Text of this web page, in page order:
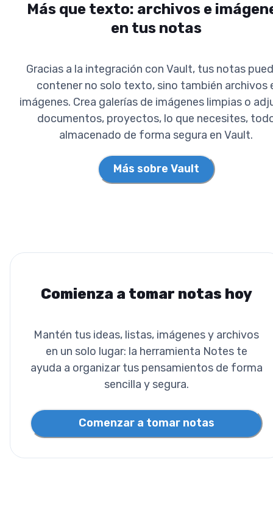
Más que texto: archivos e
en tus notas
Gracias a la integración con Vault, tus notas
contener no solo texto, sino también archivos
imágenes. Crea galerías de imágenes limpias o
documentos, proyectos, lo que necesites,
almacenado de forma segura en Vault.
Más sobre Vault
Comienza a tomar notas hoy
Mantén tus ideas, listas, imágenes y archivos
en un solo lugar: la herramienta Notes te
ayuda a organizar tus pensamientos de forma
sencilla y segura.
Comenzar a tomar notas